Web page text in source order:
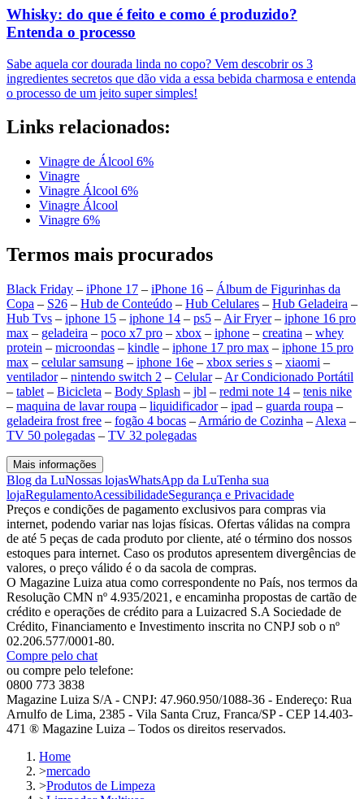
Whisky: do que é feito e como é produzido?
Entenda o processo
Sabe aquela cor dourada linda no copo? Vem descobrir os 3
ingredientes secretos que dão vida a essa bebida charmosa e entenda
o processo de um jeito super simples!
Links relacionados:
Vinagre de Álcool 6%
Vinagre
Vinagre Álcool 6%
Vinagre Álcool
Vinagre 6%
Termos mais procurados
Black Friday – iPhone 17 – iPhone 16 – Álbum de Figurinhas da
Copa – S26 – Hub de Conteúdo – Hub Celulares – Hub Geladeira –
Hub Tvs – iphone 15 – iphone 14 – ps5 – Air Fryer– iphone 16 pro
max – geladeira – poco x7 pro – xbox – iphone – creatina – whey
protein – microondas – kindle – iphone 17 pro max – iphone 15 pro
max – celular samsung – iphone 16e – xbox series s – xiaomi –
ventilador– nintendo switch 2 – Celular– Ar Condicionado Portátil
– tablet – Bicicleta – Body Splash – jbl – redmi note 14 – tenis nike
– maquina de lavar roupa – liquidificador– ipad – guarda roupa –
geladeira frost free – fogão 4 bocas – Armário de Cozinha – Alexa –
TV 50 polegadas – TV 32 polegadas
Mais informações
Blog da LuNossas lojasWhatsApp da LuTenha sua
lojaRegulamentoAcessibilidadeSegurança e Privacidade
Preços e condições de pagamento exclusivos para compras via
internet, podendo variar nas lojas físicas. Ofertas válidas na compra
de até 5 peças de cada produto por cliente, até o término dos nossos
estoques para internet. Caso os produtos apresentem divergências de
valores, o preço válido é o da sacola de compras.
O Magazine Luiza atua como correspondente no País, nos termos da
Resolução CMN nº 4.935/2021, e encaminha propostas de cartão de
crédito e operações de crédito para a Luizacred S.A Sociedade de
Crédito, Financiamento e Investimento inscrita no CNPJ sob o nº
02.206.577/0001-80.
Compre pelo chat
ou compre pelo telefone:
0800 773 3838
Magazine Luiza S/A - CNPJ: 47.960.950/1088-36 - Endereço: Rua
Arnulfo de Lima, 2385 - Vila Santa Cruz, Franca/SP - CEP 14.403-
471 ® Magazine Luiza – Todos os direitos reservados.
Home
>mercado
>Produtos de Limpeza